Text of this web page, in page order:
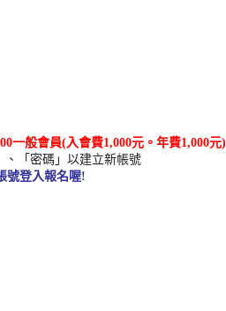
一般會員(入會費1,000元。年費1,000元)
「密碼」 以建立新帳號
號登入報名喔!